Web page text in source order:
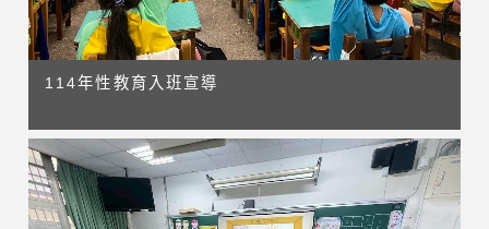
114年性教育入班宣導